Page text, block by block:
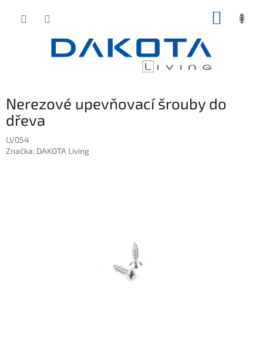
Nerezové upevňovací šrouby do
dřeva
LV054
Značka: DAKOTA Living